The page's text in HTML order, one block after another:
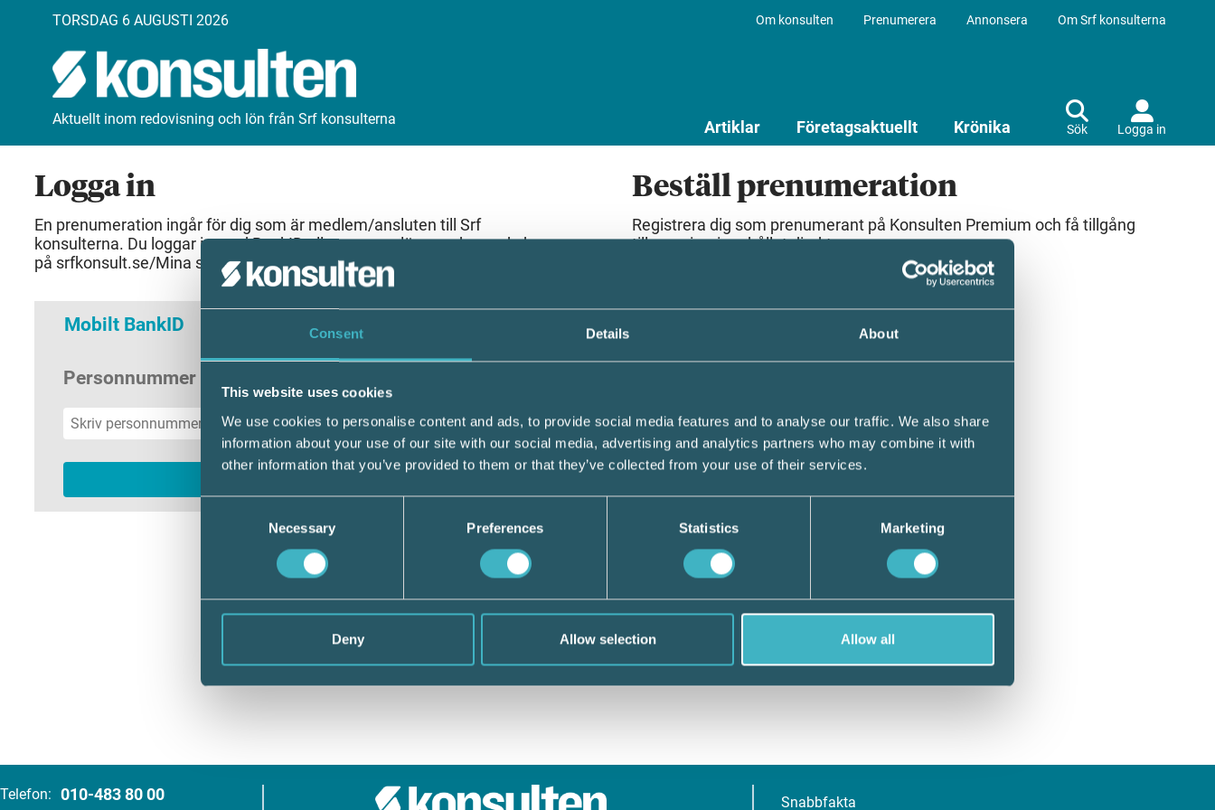
Consent Details About
This website uses cookies
We use cookies to personalise content and ads, to provide social media features and to analyse our traffic. We also share
information about your use of our site with our social media, advertising and analytics partners who may combine it with
other information that you’ve provided to them or that they’ve collected from your use of their services.
Necessary Preferences Statistics Marketing
Deny Allow selection Allow all
TORSDAG 6 AUGUSTI 2026 Om konsulten Prenumerera Annonsera Om Srf konsulterna
Aktuellt inom redovisning och lön från Srf konsulterna Artiklar Företagsaktuellt Krönika Sök Logga in
Logga in
En prenumeration ingår för dig som är medlem/ansluten till Srf
konsulterna. Du loggar in med BankID eller samma lösenord som du har
på srfkonsult.se/Mina sidor
Mobilt BankID Lösenord
Personnummer
Beställ prenumeration
Registrera dig som prenumerant på Konsulten Premium och få tillgång
till premiuminnehållet direkt.
Telefon: 010-483 80 00 Snabbfakta